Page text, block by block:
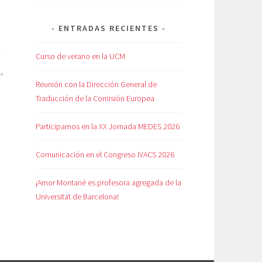
ENTRADAS RECIENTES
Curso de verano en la UCM
Reunión con la Dirección General de
Traducción de la Comisión Europea
Participamos en la XX Jornada MEDES 2026
Comunicación en el Congreso IVACS 2026
¡Amor Montané es profesora agregada de la
Universitat de Barcelona!